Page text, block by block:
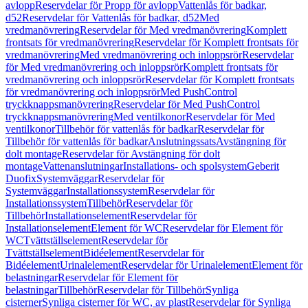
avloppReservdelar för Propp för avloppVattenlås för badkar,
d52Reservdelar för Vattenlås för badkar, d52Med
vredmanövreringReservdelar för Med vredmanövreringKomplett
frontsats för vredmanövreringReservdelar för Komplett frontsats för
vredmanövreringMed vredmanövrering och inloppsrörReservdelar
för Med vredmanövrering och inloppsrörKomplett frontsats för
vredmanövrering och inloppsrörReservdelar för Komplett frontsats
för vredmanövrering och inloppsrörMed PushControl
tryckknappsmanövreringReservdelar för Med PushControl
tryckknappsmanövreringMed ventilkonorReservdelar för Med
ventilkonorTillbehör för vattenlås för badkarReservdelar för
Tillbehör för vattenlås för badkarAnslutningssatsAvstängning för
dolt montageReservdelar för Avstängning för dolt
montageVattenanslutningarInstallations- och spolsystemGeberit
DuofixSystemväggarReservdelar för
SystemväggarInstallationssystemReservdelar för
InstallationssystemTillbehörReservdelar för
TillbehörInstallationselementReservdelar för
InstallationselementElement för WCReservdelar för Element för
WCTvättställselementReservdelar för
TvättställselementBidéelementReservdelar för
BidéelementUrinalelementReservdelar för UrinalelementElement för
belastningarReservdelar för Element för
belastningarTillbehörReservdelar för TillbehörSynliga
cisternerSynliga cisterner för WC, av plastReservdelar för Synliga